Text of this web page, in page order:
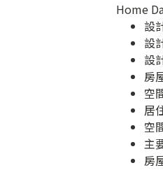
Home
設
設
設
房
空
居
空
主
房